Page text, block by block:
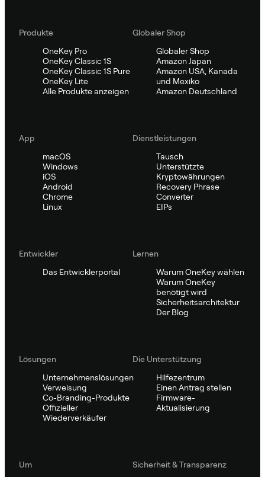
Produkte
OneKey Pro
OneKey Classic 1S
OneKey Classic 1S Pure
OneKey Lite
Alle Produkte anzeigen
Globaler Shop
Globaler Shop
Amazon Japan
Amazon USA, Kanada
und Mexiko
Amazon Deutschland
App
macOS
Windows
iOS
Android
Chrome
Linux
Dienstleistungen
Tausch
Unterstützte
Kryptowährungen
Recovery Phrase
Converter
EIPs
Entwickler
Das Entwicklerportal
Lernen
Warum OneKey wählen
Warum OneKey
benötigt wird
Sicherheitsarchitektur
Der Blog
Lösungen
Unternehmenslösungen
Verweisung
Co-Branding-Produkte
Offizieller
Wiederverkäufer
Die Unterstützung
Hilfezentrum
Einen Antrag stellen
Firmware-
Aktualisierung
Um
Sicherheit & Transparenz